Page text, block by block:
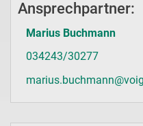
Ansprechpartner:
Marius Buchmann
034243/30277